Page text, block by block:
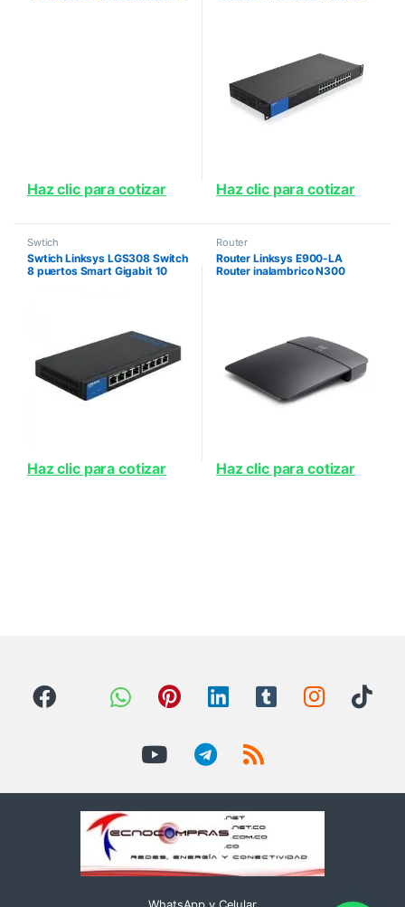
Haz clic para cotizar Haz clic para cotizar
Swtich
Swtich Linksys LGS308 Switch
8 puertos Smart Gigabit 10
Haz clic para cotizar
Router
Router Linksys E900-LA
Router inalambrico N300
Haz clic para cotizar